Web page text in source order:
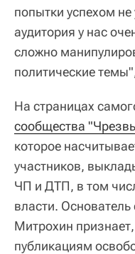
попытки успехом
аудитория у нас
сложно
политические
На страницах
сообщества
которое
участников,
ЧП и ДТП, в том
власти.
Митрохин
публикациям